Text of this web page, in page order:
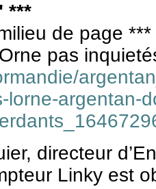
***
de page ***
pas
lorne-argentan-
directeur
Linky est